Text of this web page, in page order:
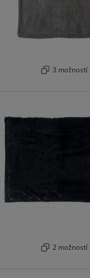
3 možností
2 možností